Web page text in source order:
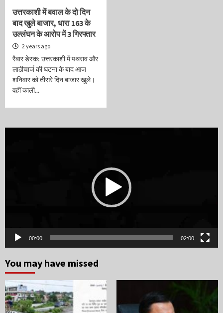
उत्तरकाशी में बवाल के दो दिन
बाद खुले बाजार, धारा 163 के
उल्लंघन के आरोप में 3 गिरफ्तार
2 years ago
रैबार डेस्क: उत्तरकाशी में पथराव और
लाठीचार्ज की घटना के बाद आज
शनिवार को तीसरे दिन बाजार खुले।
वहीं काली...
00:00 02:00
You may have missed